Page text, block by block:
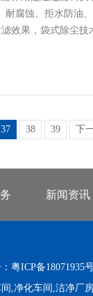
耐腐蚀、拒水防油
滤效果，袋式除尘
37 38 39 下
新闻资讯
粤ICP备18071935
,净化车间,洁净厂